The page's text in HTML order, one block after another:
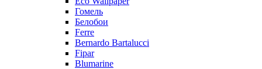
Гомель
Белобои
Ferre
Bernardo Bartalucci
Fipar
Blumarine